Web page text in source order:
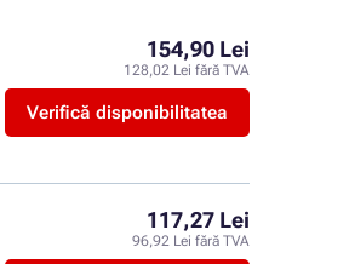
154,90 Lei
128,02 Lei fără TVA
Verifică disponibilitatea
117,27 Lei
96,92 Lei fără TVA